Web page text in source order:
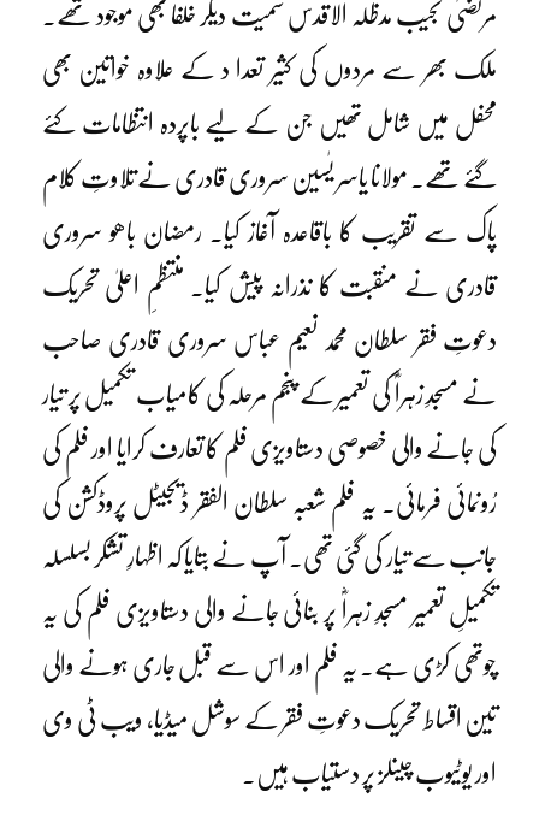
مرتضیٰ نجیب مدظلہ الاقدس سمیت دیگر خلفا بھی موجود تھے۔
ملک بھر سے مردوں کی کثیر تعدا د کے علاوہ خواتین بھی
محفل میں شامل تھیں جن کے لیے باپردہ انتظامات کئے
گئے تھے۔ مولانا یاسر یٰسین سروری قادری نے تلاوتِ کلام
پاک سے تقریب کا باقاعدہ آغاز کیا۔ رمضان باھو سروری
قادری نے منقبت کا نذرانہ پیش کیا۔ منتظمِ اعلیٰ تحریک
دعوتِ فقر سلطان محمد نعیم عباس سروری قادری صاحب
نے مسجدِ زہراؓ کی تعمیر کے پنجم مرحلہ کی کامیاب تکمیل پر تیار
کی جانے والی خصوصی دستاویزی فلم کا تعارف کرایا اور فلم کی
رُونمائی فرمائی۔ یہ فلم شعبہ سلطان الفقر ڈیجیٹل پروڈکشن کی
جانب سے تیار کی گئی تھی۔ آپ نے بتایا کہ اظہارِ تشکر بسلسلہ
تکمیلِ تعمیر مسجدِ زہراؓ پر بنائی جانے والی دستاویزی فلم کی یہ
چوتھی کڑی ہے۔ یہ فلم اور اس سے قبل جاری ہونے والی
تین اقساط تحریک دعوتِ فقر کے سوشل میڈیا، ویب ٹی وی
اور یوٹیوب چینلز پر دستیاب ہیں۔